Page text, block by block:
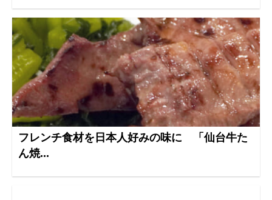
フレンチ食材を日本人好みの味に 「仙台牛た
ん焼...